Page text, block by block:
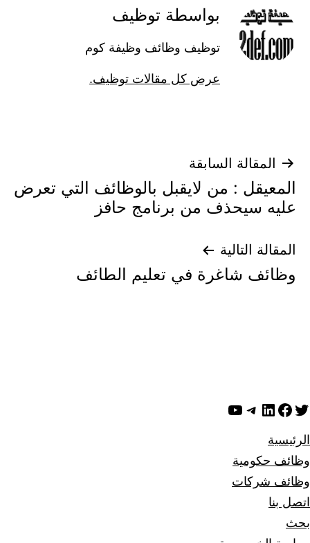
بواسطة توظيف
توظيف وظائف وظيفة كوم
عرض كل مقالات توظيف.
تصفّح
المقالات
المقالة السابقة
المعيقل : من لايقبل بالوظائف التي تعرض
عليه سيحذف من برنامج حافز
المقالة التالية
وظائف شاغرة في تعليم الطائف
تويترفيسبوك
لينكد إن تيليجرام
يوتيوب
الرئيسية
وظائف حكومية
وظائف شركات
اتصل بنا
بحث